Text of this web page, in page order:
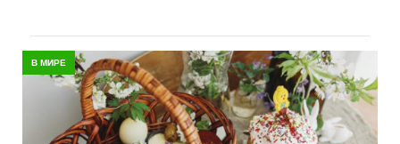
В МИРЕ